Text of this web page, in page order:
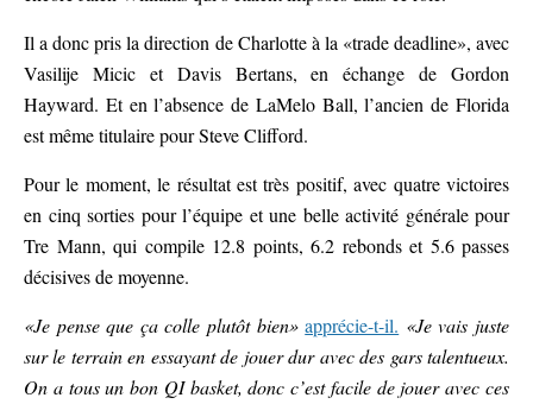
Il a donc pris la direction de Charlotte à la «trade deadline», avec
Vasilije Micic et Davis Bertans, en échange de Gordon
Hayward. Et en l’absence de LaMelo Ball, l’ancien de Florida
est même titulaire pour Steve Clifford.
Pour le moment, le résultat est très positif, avec quatre victoires
en cinq sorties pour l’équipe et une belle activité générale pour
Tre Mann, qui compile 12.8 points, 6.2 rebonds et 5.6 passes
décisives de moyenne.
«Je pense que ça colle plutôt bien» apprécie-t-il. «Je vais juste
sur le terrain en essayant de jouer dur avec des gars talentueux.
On a tous un bon QI basket, donc c’est facile de jouer avec ces